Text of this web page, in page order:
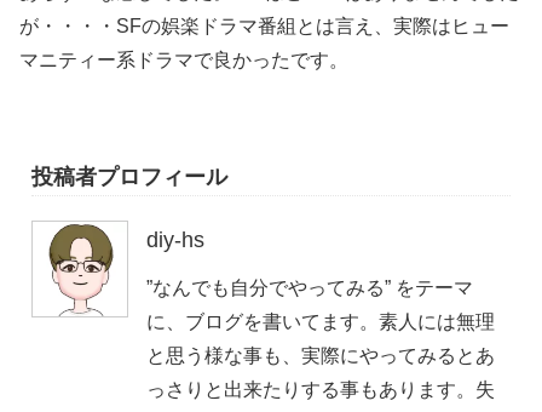
が・・・・SFの娯楽ドラマ番組とは言え、実際はヒュー
マニティー系ドラマで良かったです。
投稿者プロフィール
diy-hs
”なんでも自分でやってみる” をテーマ
に、ブログを書いてます。素人には無理
と思う様な事も、実際にやってみるとあ
っさりと出来たりする事もあります。失